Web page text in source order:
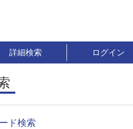
詳細検索 ログイン
ド検索